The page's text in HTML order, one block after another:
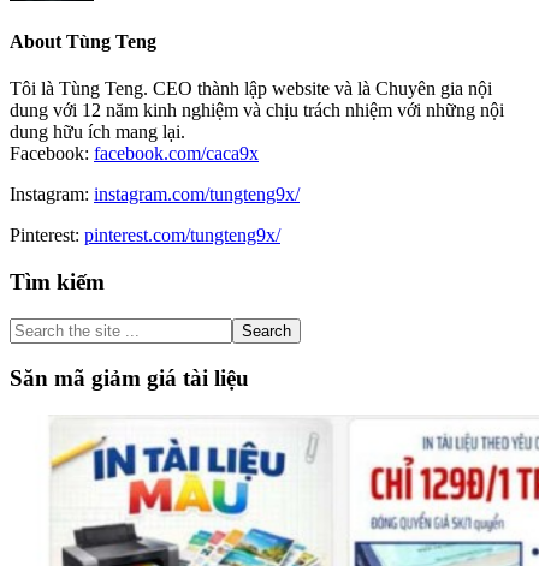
About Tùng Teng
Tôi là Tùng Teng. CEO thành lập website và là Chuyên gia nội
dung với 12 năm kinh nghiệm và chịu trách nhiệm với những nội
dung hữu ích mang lại.
Facebook: facebook.com/caca9x
Instagram: instagram.com/tungteng9x/
Pinterest: pinterest.com/tungteng9x/
Primary
Sidebar
Tìm kiếm
Search
the
site
...
Săn mã giảm giá tài liệu